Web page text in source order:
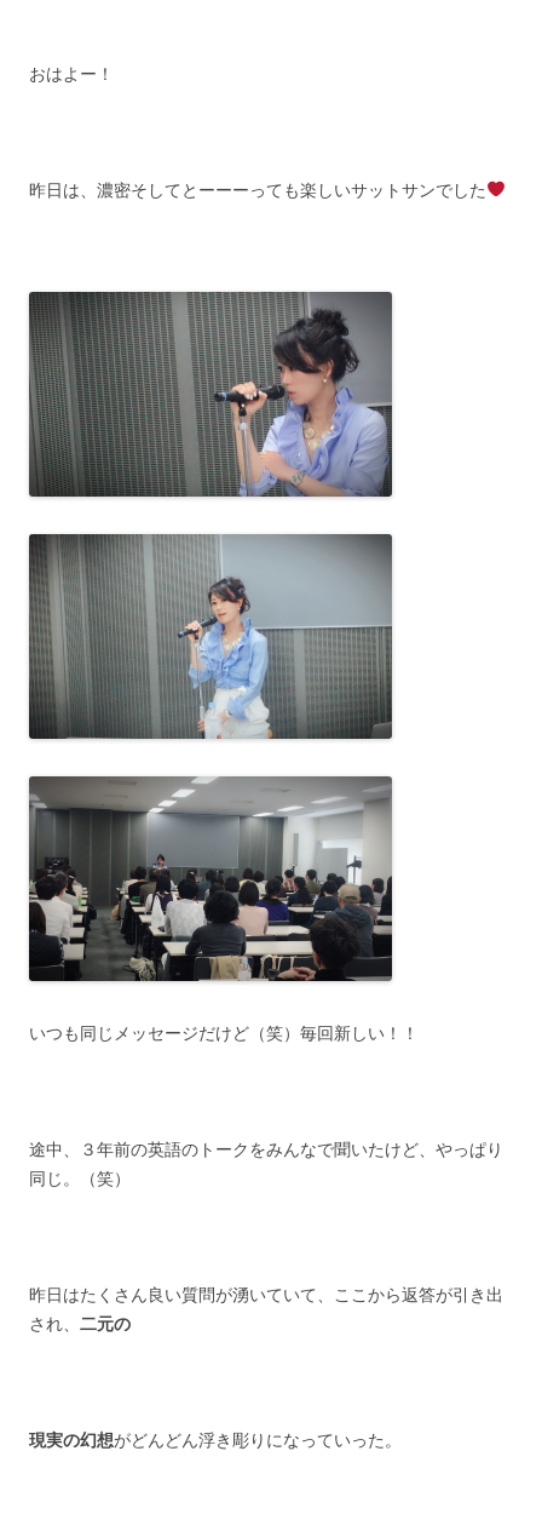
おはよー！
昨日は、濃密そしてとーーーっても楽しいサットサンでした
いつも同じメッセージだけど（笑）毎回新しい！！
途中、３年前の英語のトークをみんなで聞いたけど、やっぱり
同じ。（笑）
昨日はたくさん良い質問が湧いていて、ここから返答が引き出
され、 二元の
現実の幻想がどんどん浮き彫りになっていった。